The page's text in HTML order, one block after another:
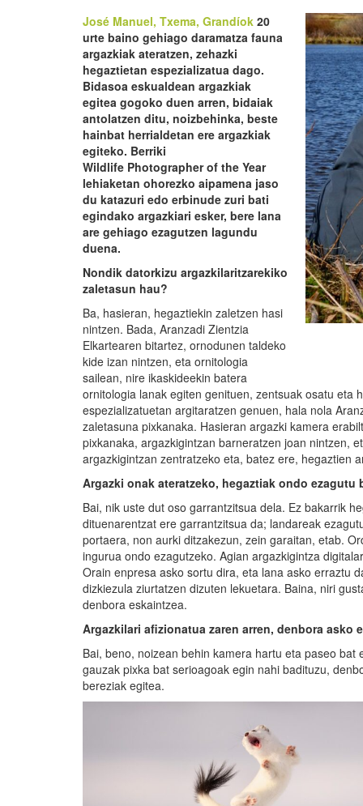
José Manuel, Txema, Grandíok 20
urte baino gehiago daramatza fauna
argazkiak ateratzen, zehazki
hegaztietan espezializatua dago.
Bidasoa eskualdean argazkiak
egitea gogoko duen arren, bidaiak
antolatzen ditu, noizbehinka, beste
hainbat herrialdetan ere argazkiak
egiteko. Berriki
Wildlife Photographer of the Year
lehiaketan ohorezko aipamena jaso
du katazuri edo erbinude zuri bati
egindako argazkiari esker, bere lana
are gehiago ezagutzen lagundu
duena.
Nondik datorkizu argazkilaritzarekiko
zaletasun hau?
Ba, hasieran, hegaztiekin zaletzen hasi
nintzen. Bada, Aranzadi Zientzia
Elkartearen bitartez, ornodunen taldeko
kide izan nintzen, eta ornitologia
sailean, nire ikaskideekin batera
ornitologia lanak egiten genituen, zentsuak osatu eta
espezializatuetan argitaratzen genuen, hala nola
zaletasuna pixkanaka. Hasieran argazki kamera
pixkanaka, argazkigintzan barneratzen joan nintzen,
argazkigintzan zentratzeko eta, batez ere, hegaztien
Argazki onak ateratzeko, hegaztiak ondo ezagutu
Bai, nik uste dut oso garrantzitsua dela. Ez bakarrik
dituenarentzat ere garrantzitsua da; landareak
portaera, non aurki ditzakezun, zein garaitan, etab.
ingurua ondo ezagutzeko. Agian argazkigintza
Orain enpresa asko sortu dira, eta lana asko erraztu
dizkiezula ziurtatzen dizuten lekuetara. Baina, niri
denbora eskaintzea.
Argazkilari afizionatua zaren arren, denbora asko
Bai, beno, noizean behin kamera hartu eta paseo
gauzak pixka bat serioagoak egin nahi badituzu,
bereziak egitea.